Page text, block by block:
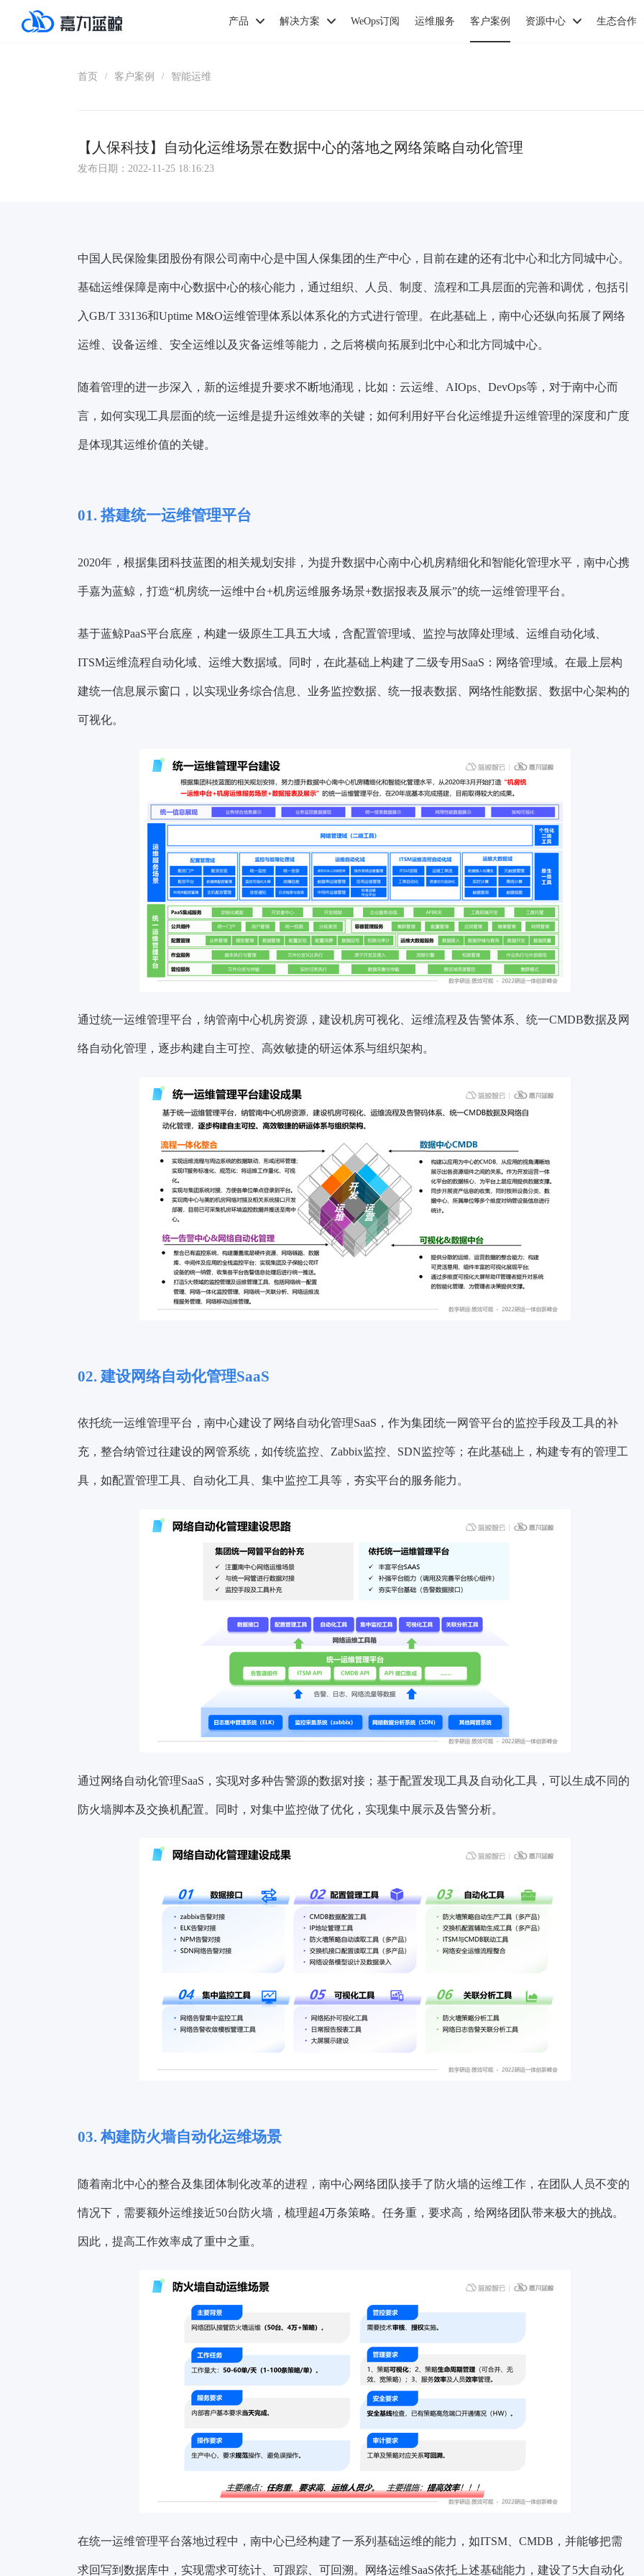
产品 解决方案 WeOps订阅 运维服务 客户案例 资源中心 生态合作
首页 / 客户案例 / 智能运维
【人保科技】自动化运维场景在数据中心的落地之网络策略自动化管理
发布日期：2022-11-25 18:16:23
中国人民保险集团股份有限公司南中心是中国人保集团的生产中心，目前在建的还有北中心和北方同城中心。
基础运维保障是南中心数据中心的核心能力，通过组织、人员、制度、流程和工具层面的完善和调优，包括引
入GB/T 33136和Uptime M&O运维管理体系以体系化的方式进行管理。在此基础上，南中心还纵向拓展了网络
运维、设备运维、安全运维以及灾备运维等能力，之后将横向拓展到北中心和北方同城中心。
随着管理的进一步深入，新的运维提升要求不断地涌现，比如：云运维、AIOps、DevOps等，对于南中心而
言，如何实现工具层面的统一运维是提升运维效率的关键；如何利用好平台化运维提升运维管理的深度和广度
是体现其运维价值的关键。
01. 搭建统一运维管理平台
2020年，根据集团科技蓝图的相关规划安排，为提升数据中心南中心机房精细化和智能化管理水平，南中心携
手嘉为蓝鲸，打造“机房统一运维中台+机房运维服务场景+数据报表及展示”的统一运维管理平台。
基于蓝鲸PaaS平台底座，构建一级原生工具五大域，含配置管理域、监控与故障处理域、运维自动化域、
ITSM运维流程自动化域、运维大数据域。同时，在此基础上构建了二级专用SaaS：网络管理域。在最上层构
建统一信息展示窗口，以实现业务综合信息、业务监控数据、统一报表数据、网络性能数据、数据中心架构的
可视化。
通过统一运维管理平台，纳管南中心机房资源，建设机房可视化、运维流程及告警体系、统一CMDB数据及网
络自动化管理，逐步构建自主可控、高效敏捷的研运体系与组织架构。
02. 建设网络自动化管理SaaS
依托统一运维管理平台，南中心建设了网络自动化管理SaaS，作为集团统一网管平台的监控手段及工具的补
充，整合纳管过往建设的网管系统，如传统监控、Zabbix监控、SDN监控等；在此基础上，构建专有的管理工
具，如配置管理工具、自动化工具、集中监控工具等，夯实平台的服务能力。
通过网络自动化管理SaaS，实现对多种告警源的数据对接；基于配置发现工具及自动化工具，可以生成不同的
防火墙脚本及交换机配置。同时，对集中监控做了优化，实现集中展示及告警分析。
03. 构建防火墙自动化运维场景
随着南北中心的整合及集团体制化改革的进程，南中心网络团队接手了防火墙的运维工作，在团队人员不变的
情况下，需要额外运维接近50台防火墙，梳理超4万条策略。任务重，要求高，给网络团队带来极大的挑战。
因此， 提高工作效率成了重中之重。
在统一运维管理平台落地过程中，南中心已经构建了一系列基础运维的能力，如ITSM、CMDB，并能够把需
求回写到数据库中，实现需求可统计、可跟踪、可回溯。网络运维SaaS依托上述基础能力，建设了5大自动化